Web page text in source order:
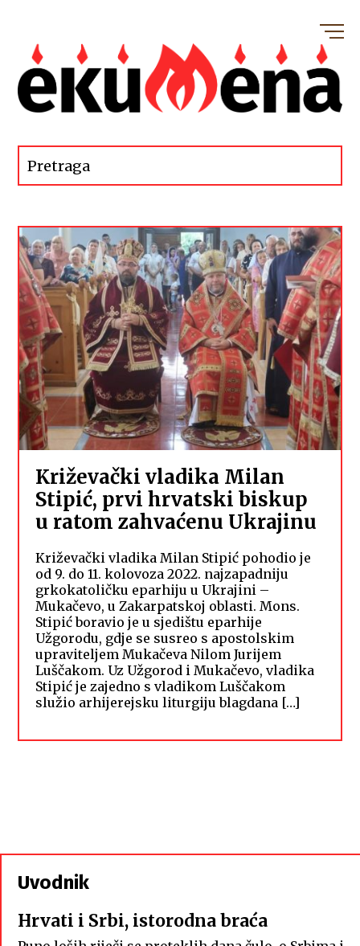
Križevački vladika Milan
Stipić, prvi hrvatski biskup
u ratom zahvaćenu Ukrajinu
Križevački vladika Milan Stipić pohodio je
od 9. do 11. kolovoza 2022. najzapadniju
grkokatoličku eparhiju u Ukrajini –
Mukačevo, u Zakarpatskoj oblasti. Mons.
Stipić boravio je u sjedištu eparhije
Užgorodu, gdje se susreo s apostolskim
upraviteljem Mukačeva Nilom Jurijem
Luščakom. Uz Užgorod i Mukačevo, vladika
Stipić je zajedno s vladikom Luščakom
služio arhijerejsku liturgiju blagdana […]
Uvodnik
Hrvati i Srbi, istorodna braća